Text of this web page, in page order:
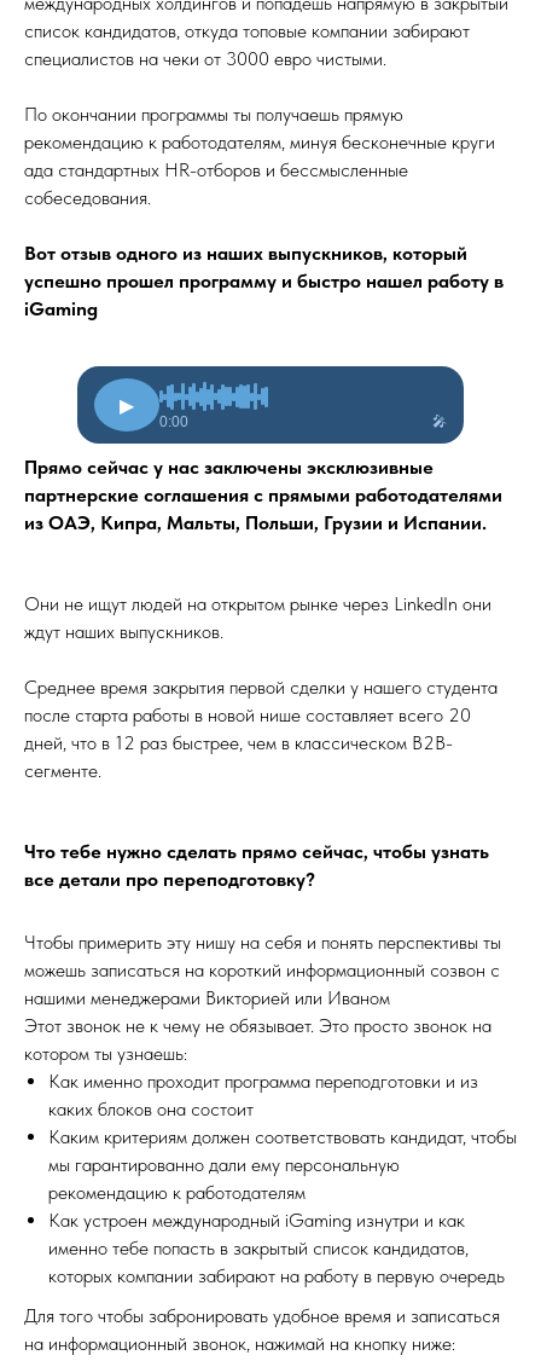
список кандидатов, откуда топовые компании забирают
специалистов на чеки от 3000 евро чистыми.
По окончании программы ты получаешь прямую
рекомендацию к работодателям, минуя бесконечные круги
ада стандартных HR-отборов и бессмысленные
собеседования.
Вот отзыв одного из наших выпускников, который
успешно прошел программу и быстро нашел работу в
iGaming
▶
0:00 🎤
Прямо сейчас у нас заключены эксклюзивные
партнерские соглашения с прямыми работодателями
из ОАЭ, Кипра, Мальты, Польши, Грузии и Испании.
Они не ищут людей на открытом рынке через LinkedIn они
ждут наших выпускников.
Среднее время закрытия первой сделки у нашего студента
после старта работы в новой нише составляет всего 20
дней, что в 12 раз быстрее, чем в классическом B2B-
сегменте.
Что тебе нужно сделать прямо сейчас, чтобы узнать
все детали про переподготовку?
Чтобы примерить эту нишу на себя и понять перспективы ты
можешь записаться на короткий информационный созвон с
нашими менеджерами Викторией или Иваном
Этот звонок не к чему не обязывает. Это просто звонок на
котором ты узнаешь:
Как именно проходит программа переподготовки и из
каких блоков она состоит
Каким критериям должен соответствовать кандидат, чтобы
мы гарантированно дали ему персональную
рекомендацию к работодателям
Как устроен международный iGaming изнутри и как
именно тебе попасть в закрытый список кандидатов,
которых компании забирают на работу в первую очередь
Для того чтобы забронировать удобное время и записаться
на информационный звонок, нажимай на кнопку ниже: